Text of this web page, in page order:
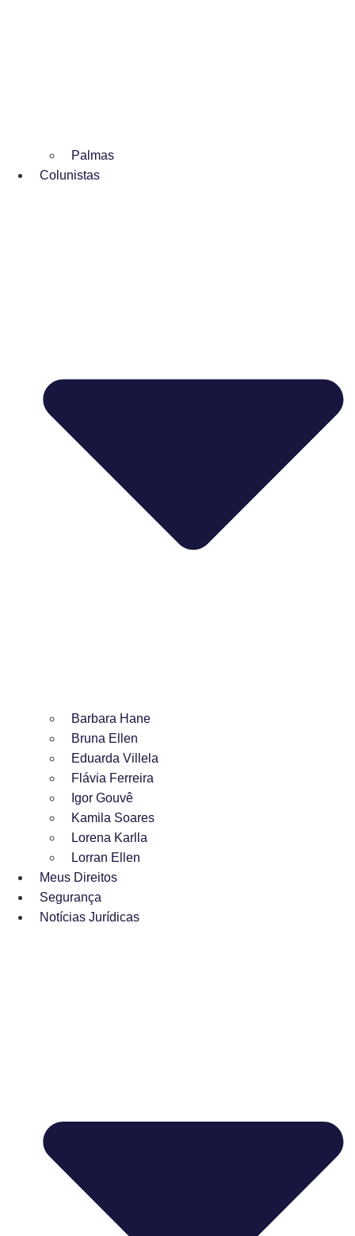
Palmas
Colunistas
Barbara Hane
Bruna Ellen
Eduarda Villela
Flávia Ferreira
Igor Gouvê
Kamila Soares
Lorena Karlla
Lorran Ellen
Meus Direitos
Segurança
Notícias Jurídicas